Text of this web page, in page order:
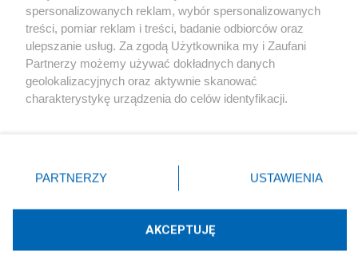
X Facebook Instagram Youtube
Technologię dostarcza:W3media.pl
spersonalizowanych reklam, wybór spersonalizowanych
treści, pomiar reklam i treści, badanie odbiorców oraz
ulepszanie usług. Za zgodą Użytkownika my i Zaufani
Partnerzy możemy używać dokładnych danych
geolokalizacyjnych oraz aktywnie skanować
charakterystykę urządzenia do celów identyfikacji.
zmienić/wycofać klikając przycisk ustawień prywatności
znajdujący się w lewym dolnym rogu strony
rodzaje przetwarzania danych nie wymagają zgody
użytkownika, ale masz prawo sprzeciwić się takiemu
przetwarzaniu. Preferencje będą miały zastosowania tylko
PARTNERZY USTAWIENIA
AKCEPTUJĘ